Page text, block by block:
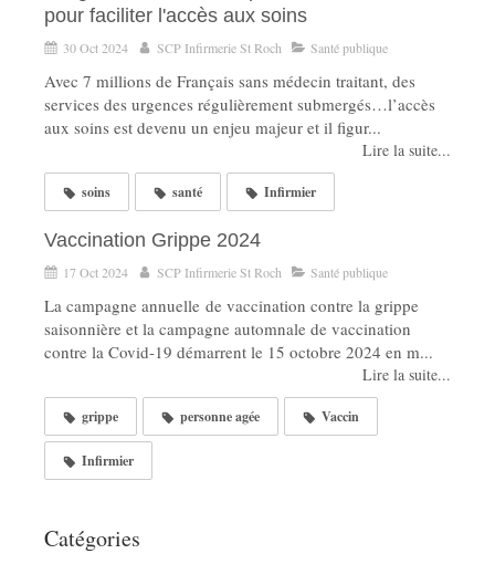
pour faciliter l'accès aux soins
30 Oct 2024 SCP Infirmerie St Roch Santé publique
Avec 7 millions de Français sans médecin traitant, des
services des urgences régulièrement submergés…l’accès
aux soins est devenu un enjeu majeur et il figur...
Lire la suite...
soins santé Infirmier
Vaccination Grippe 2024
17 Oct 2024 SCP Infirmerie St Roch Santé publique
La campagne annuelle de vaccination contre la grippe
saisonnière et la campagne automnale de vaccination
contre la Covid-19 démarrent le 15 octobre 2024 en m...
Lire la suite...
grippe personne agée Vaccin
Infirmier
Catégories